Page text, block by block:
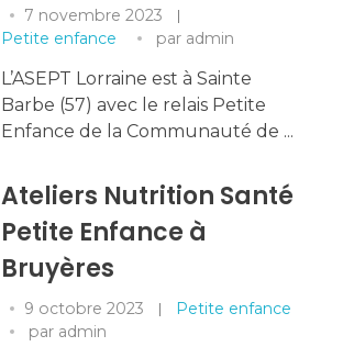
7 novembre 2023
Petite enfance
par admin
L’ASEPT Lorraine est à Sainte
Barbe (57) avec le relais Petite
Enfance de la Communauté de ...
Ateliers Nutrition Santé
Petite Enfance à
Bruyères
9 octobre 2023
Petite enfance
par admin